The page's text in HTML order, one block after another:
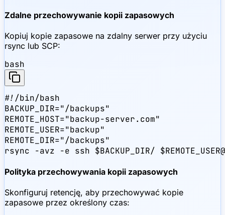
Zdalne przechowywanie kopii zapasowych
Kopiuj kopie zapasowe na zdalny serwer przy użyciu
rsync lub SCP:
bash
#!/bin/bash
BACKUP_DIR="/backups"
REMOTE_HOST="backup-server.com"
REMOTE_USER="backup"
REMOTE_DIR="/backups"
rsync -avz -e ssh $BACKUP_DIR/
Polityka przechowywania kopii zapasowych
Skonfiguruj retencję, aby przechowywać kopie
zapasowe przez określony czas: